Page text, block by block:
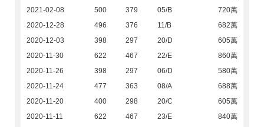
2021-02-08
500 379 05/B
720萬
2020-12-28
496 376 11/B
682萬
2020-12-03
398 297 20/D
605萬
2020-11-30
622 467 22/E
860萬
2020-11-26
398 297 06/D
580萬
2020-11-24
477 363 08/A
688萬
2020-11-20
400 298 20/C
605萬
2020-11-11
622 467 23/E
840萬